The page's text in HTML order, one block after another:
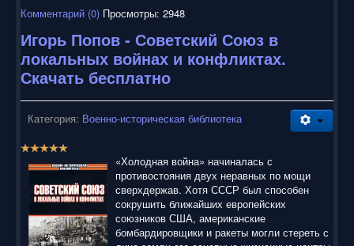
Комментарий (0) Просмотры: 2948
Игорь Попов - Советский Союз в
локальных войнах и конфликтах.
Скачать бесплатно
Категория: Военно-историческая библиотека
Р
«Холодная война» начиналась с
противостояния двух неравных по мощи
сверхдержав. Хотя СССР был способен
сокрушить ближайших европейских
союзников США, американские
бомбардировщики и ракеты могли стереть с